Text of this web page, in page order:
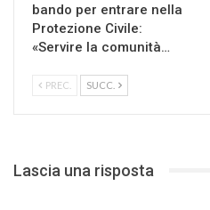
bando per entrare nella
Protezione Civile:
«Servire la comunità…
PREC. SUCC.
Lascia una risposta